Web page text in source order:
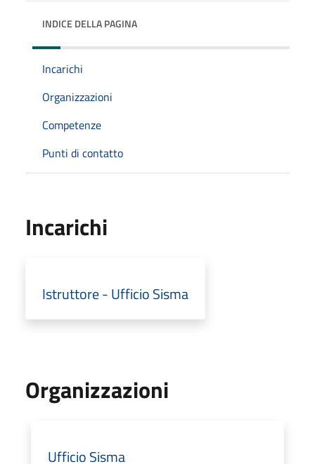
INDICE DELLA PAGINA
Incarichi
Organizzazioni
Competenze
Punti di contatto
Incarichi
Istruttore - Ufficio Sisma
Organizzazioni
Ufficio Sisma